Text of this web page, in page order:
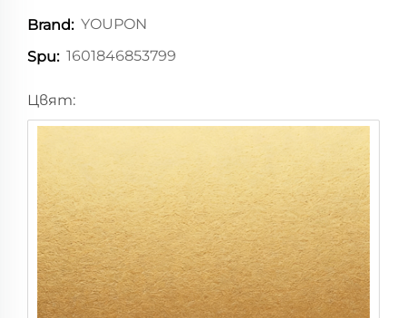
Brand: YOUPON
Spu: 1601846853799
Цвят: